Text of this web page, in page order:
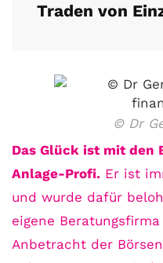
Traden von
© Dr
Das Glück ist mit den
Anlage-Profi. Er ist
und wurde dafür
eigene
Anbetracht der